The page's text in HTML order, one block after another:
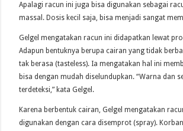
Apalagi racun ini juga bisa digunakan sebagai
massal. Dosis kecil saja, bisa menjadi sangat
Gelgel mengatakan racun ini didapatkan lewat
Adapun bentuknya berupa cairan yang tidak
tak berasa (tasteless). Ia mengatakan hal ini
bisa dengan mudah diselundupkan. “Warna dan
terdeteksi,” kata Gelgel.
Karena berbentuk cairan, Gelgel mengatakan
digunakan dengan cara disemprot (spray).